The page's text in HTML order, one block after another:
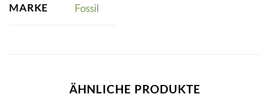
MARKE Fossil
ÄHNLICHE PRODUKTE